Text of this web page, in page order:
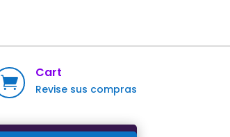

Cart
Revise sus compras